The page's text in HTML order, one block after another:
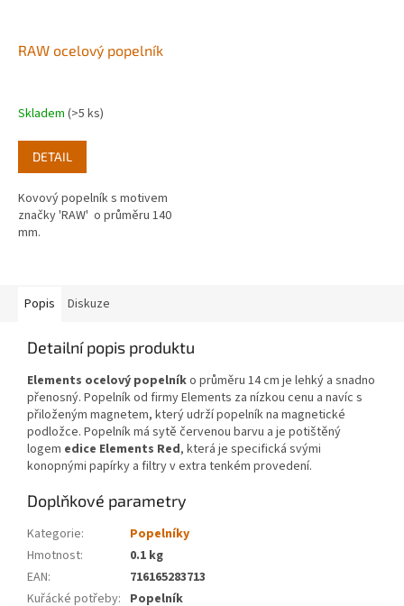
RAW ocelový popelník
Skladem (>5 ks)
DETAIL
Kovový popelník s motivem
značky 'RAW' o průměru 140
mm.
Popis Diskuze
Detailní popis produktu
Elements ocelový popelníko průměru 14 cm je lehký a snadno
přenosný. Popelník od firmy Elements za nízkou cenu a navíc s
přiloženým magnetem, který udrží popelník na magnetické
podložce. Popelník má sytě červenou barvu a je potištěný
logem edice Elements Red, která je specifická svými
konopnými papírky a filtry v extra tenkém provedení.
Doplňkové parametry
Kategorie:
Popelníky
Hmotnost:
0.1 kg
EAN:
716165283713
Kuřácké potřeby: Popelník